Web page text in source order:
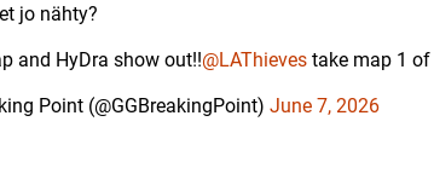
jo nähty?
and HyDra show out!!@LAThieves take map 1
Point (@GGBreakingPoint) June 7, 2026